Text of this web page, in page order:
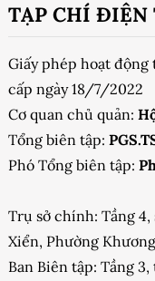
TẠP CHÍ ĐIỆN
Giấy phép hoạt
cấp ngày 18/7/2022
Cơ quan chủ quản:
Tổng biên tập:
Phó Tổng biên tập:
Trụ sở chính: Tầng 4,
Xiển, Phường
Ban Biên tập: Tầng